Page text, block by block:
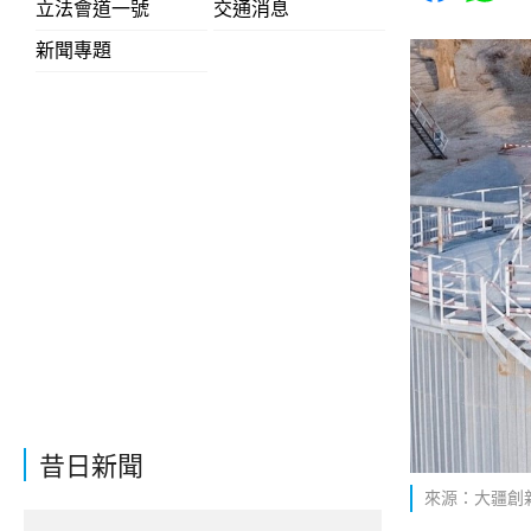
立法會道一號
交通消息
新聞專題
昔日新聞
來源：大疆創